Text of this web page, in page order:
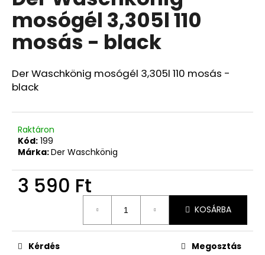
ből
0,0
csillag.
mosógél 3,305l 110
mosás - black
Der Waschkönig mosógél 3,305l 110 mosás -
black
Raktáron
Kód: 199
Márka:Der Waschkönig
3 590 Ft
KOSÁRBA
Kérdés Megosztás